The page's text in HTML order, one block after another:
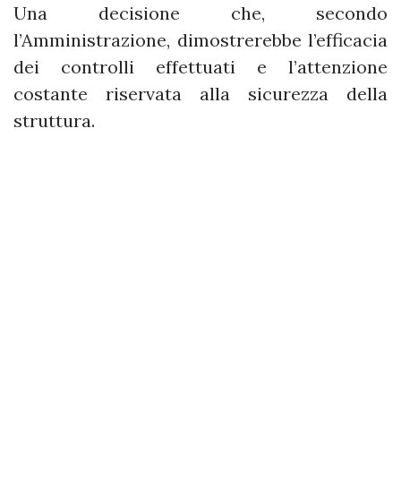
Una decisione che, secondo
l’Amministrazione, dimostrerebbe l’efficacia
dei controlli effettuati e l’attenzione
costante riservata alla sicurezza della
struttura.